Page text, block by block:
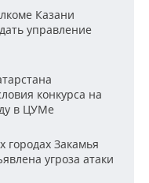
Казани
управление
конкурса на
в ЦУМе
городах Закамья
угроза атаки